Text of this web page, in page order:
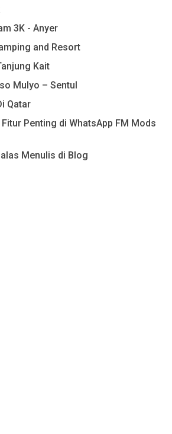
3K - Anyer
and Resort
Kait
Mulyo – Sentul
Qatar
Penting di WhatsApp FM Mods
Menulis di Blog